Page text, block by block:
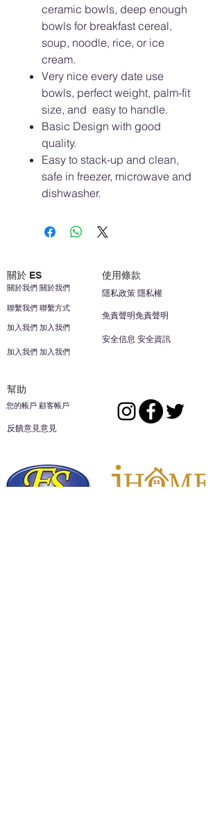
ceramic bowls, deep enough
bowls for breakfast cereal,
soup, noodle, rice, or ice
cream.
Very nice every date use
bowls, perfect weight, palm-fit
size, and easy to handle.
Basic Design with good
quality.
Easy to stack-up and clean,
safe in freezer, microwave and
dishwasher.
關於 ES 使用條款
聯繫我們 聯繫方式
加入我們 加入我們
關於我們 關於我們
加入我們 加入我們
安全信息 安全資訊
免責聲明免責聲明
隱私政策 隱私權
幫助
您的帳戶 顧客帳戶
反饋意見意見